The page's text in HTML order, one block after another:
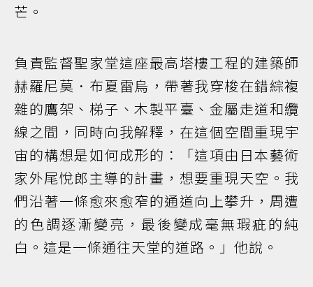
芒。
負責監督聖家堂這座最高塔樓工程的建築師
赫羅尼莫．布夏雷烏，帶著我穿梭在錯綜複
雜的鷹架、梯子、木製平臺、金屬走道和纜
線之間，同時向我解釋，在這個空間重現宇
宙的構想是如何成形的：「這項由日本藝術
家外尾悅郎主導的計畫，想要重現天空。我
們沿著一條愈來愈窄的通道向上攀升，周遭
的色調逐漸變亮，最後變成毫無瑕疵的純
白。這是一條通往天堂的道路。」他說。